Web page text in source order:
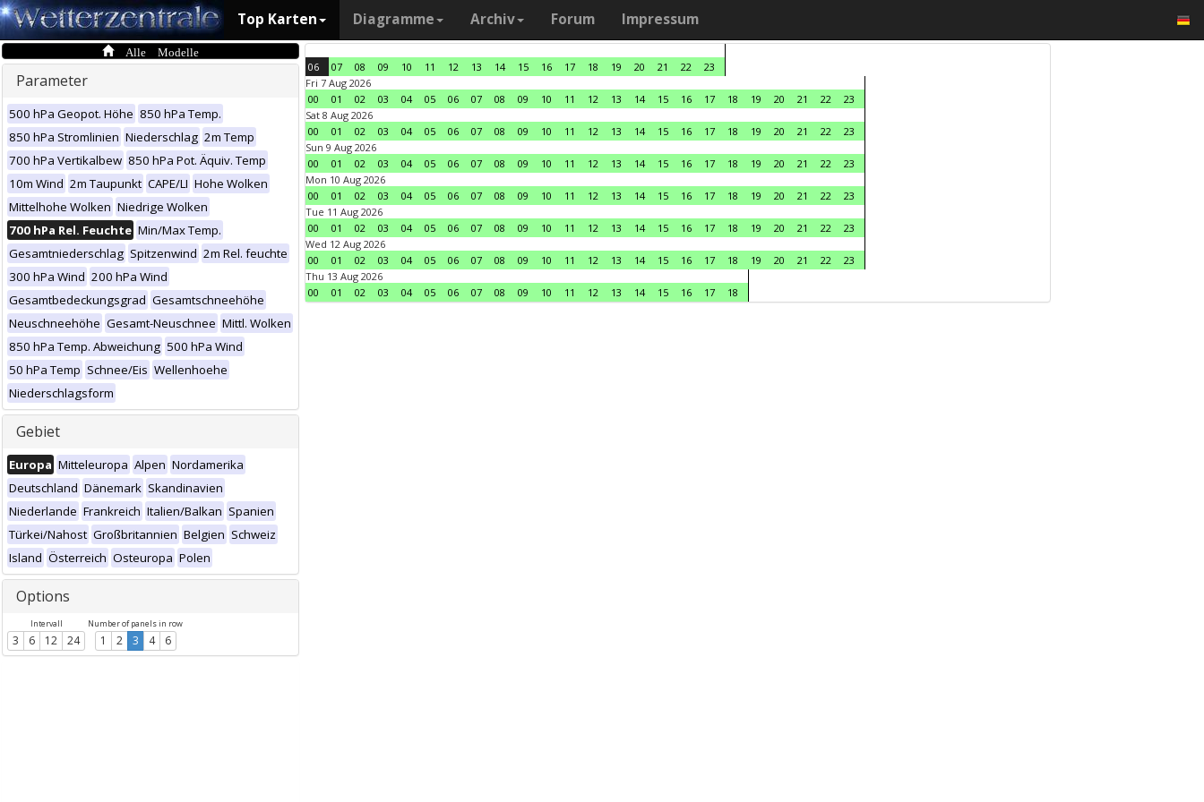
Top Karten Diagramme Archiv Forum Impressum
Alle Modelle
Parameter
500 hPa Geopot. Höhe 850 hPa Temp.
850 hPa Stromlinien Niederschlag 2m Temp
700 hPa Vertikalbew 850 hPa Pot. Äquiv. Temp
10m Wind 2m Taupunkt CAPE/LI Hohe Wolken
Mittelhohe Wolken Niedrige Wolken
700 hPa Rel. Feuchte Min/Max Temp.
Gesamtniederschlag Spitzenwind 2m Rel. feuchte
300 hPa Wind 200 hPa Wind
Gesamtbedeckungsgrad Gesamtschneehöhe
Neuschneehöhe Gesamt-Neuschnee Mittl. Wolken
850 hPa Temp. Abweichung 500 hPa Wind
50 hPa Temp Schnee/Eis Wellenhoehe
Niederschlagsform
Gebiet
Europa Mitteleuropa Alpen Nordamerika
Deutschland Dänemark Skandinavien
Niederlande Frankreich Italien/Balkan Spanien
Türkei/Nahost Großbritannien Belgien Schweiz
Island Österreich Osteuropa Polen
Options
Intervall
3 6 12 24
Number of panels in row
1 2 3 4 6
06 07 08 09 10 11 12 13 14 15 16 17 18 19 20 21 22
23
Fri 7 Aug 2026
00
01 02 03 04 05 06 07 08 09 10 11 12 13 14 15 16 17 18 19 20 21 22
23
Sat 8 Aug 2026
00
01 02 03 04 05 06 07 08 09 10 11 12 13 14 15 16 17 18 19 20 21 22
23
Sun 9 Aug 2026
00
01 02 03 04 05 06 07 08 09 10 11 12 13 14 15 16 17 18 19 20 21 22
23
Mon 10 Aug 2026
00
01 02 03 04 05 06 07 08 09 10 11 12 13 14 15 16 17 18 19 20 21 22
23
Tue 11 Aug 2026
00
01 02 03 04 05 06 07 08 09 10 11 12 13 14 15 16 17 18 19 20 21 22
23
Wed 12 Aug 2026
00
01 02 03 04 05 06 07 08 09 10 11 12 13 14 15 16 17 18 19 20 21 22
23
Thu 13 Aug 2026
00
01 02 03 04 05 06 07 08 09 10 11 12 13 14 15 16 17 18